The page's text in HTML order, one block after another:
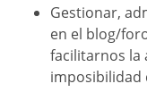
Gestionar,
en el blog/
facilitarnos la
imposibilidad